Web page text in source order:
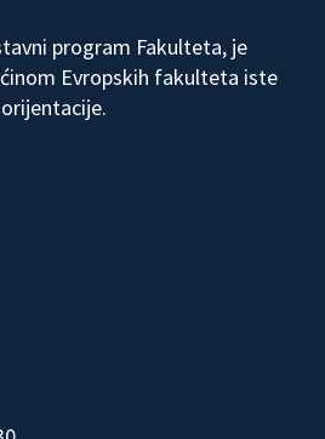
program Fakulteta, je
Evropskih fakulteta iste
orijentacije.